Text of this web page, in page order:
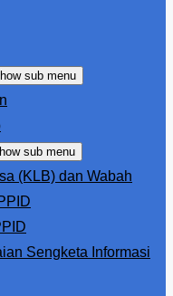
sub menu
sub menu
(KLB) dan Wabah
Sengketa Informasi